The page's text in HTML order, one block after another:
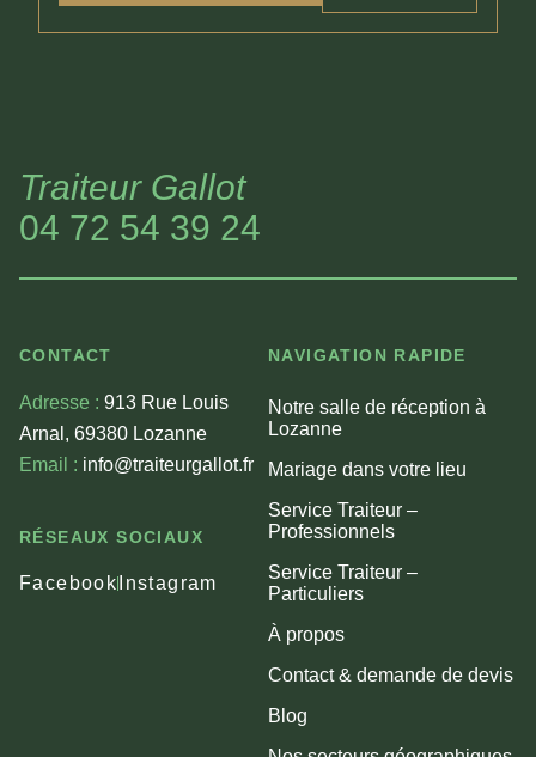
Traiteur Gallot
04 72 54 39 24
CONTACT
Adresse : 913 Rue Louis
Arnal, 69380 Lozanne
Email : info@traiteurgallot.fr
RÉSEAUX SOCIAUX
Facebook Instagram
NAVIGATION RAPIDE
Notre salle de réception à
Lozanne
Mariage dans votre lieu
Service Traiteur –
Professionnels
Service Traiteur –
Particuliers
À propos
Contact & demande de devis
Blog